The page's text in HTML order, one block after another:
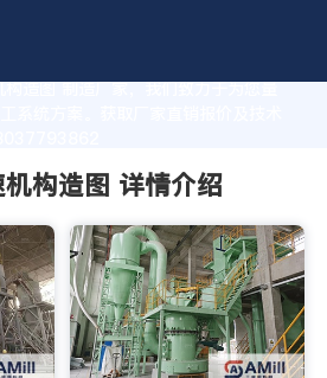
造图 制造厂家，我们致力于为您量
系统方案。获取厂家直销报价及技术
构造图 详情介绍